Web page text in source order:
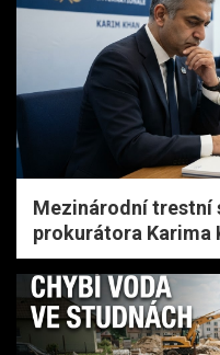
Mezinárodní trestní
prokurátora Karima